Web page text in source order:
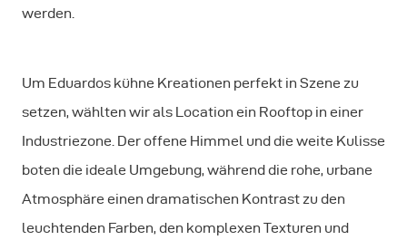
werden.
Um Eduardos kühne Kreationen perfekt in Szene zu
setzen, wählten wir als Location ein Rooftop in einer
Industriezone. Der offene Himmel und die weite Kulisse
boten die ideale Umgebung, während die rohe, urbane
Atmosphäre einen dramatischen Kontrast zu den
leuchtenden Farben, den komplexen Texturen und